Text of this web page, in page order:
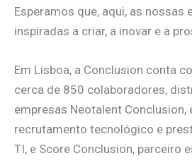
Esperamos que, aqui, as nossas
inspiradas a criar, a inovar e a
Em Lisboa, a Conclusion conta
cerca de 850 colaboradores,
empresas Neotalent Conclusion,
recrutamento tecnológico e
TI, e Score Conclusion, parceiro